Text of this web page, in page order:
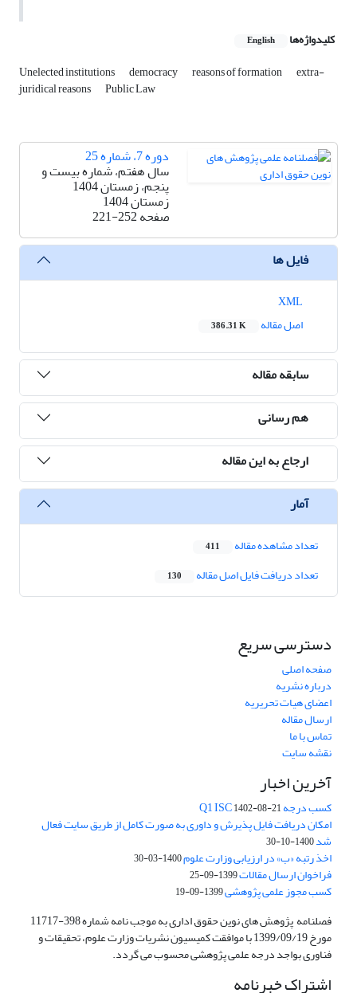
کلیدواژه‌ها English
Unelected institutions democracy reasons of formation extra-
juridical reasons Public Law
دوره 7، شماره 25
سال هفتم، شماره بیست و
پنجم، زمستان 1404
زمستان 1404
صفحه221-252
فایل ها
اصل مقاله
386.31 K
سابقه مقاله
هم رسانی
ارجاع به این مقاله
آمار
تعداد مشاهده مقاله 411
تعداد دریافت فایل اصل مقاله 130
دسترسی سریع
صفحه اصلی
درباره نشریه
اعضای هیات تحریریه
ارسال مقاله
تماس با ما
نقشه سایت
آخرین اخبار
کسب درجه Q1 ISC1402-08-21
امکان دریافت فایل پذیرش و داوری به صورت کامل از طریق سایت فعال
شد1400-10-30
اخذ رتبه «ب» در ارزیابی وزارت علوم1400-03-30
فراخوان ارسال مقالات1399-09-25
کسب مجوز علمی پژوهشی1399-09-19
فصلنامه پژوهش های نوین حقوق اداری به موجب نامه شماره 398-11717
مورخ 1399/09/19 با موافقت کمیسیون نشریات وزارت علوم، تحقیقات و
فناوری بواجد درجه علمی پژوهشی محسوب می گردد.
اشتراک خبرنامه